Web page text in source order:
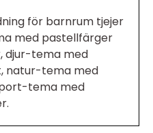
för barnrum tjejer
med pastellfärger
djur-tema med
natur-tema med
tema med